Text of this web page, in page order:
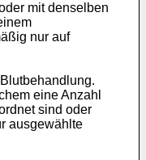
mit denselben
nur auf
eine Anzahl
sind oder
ausgewählte